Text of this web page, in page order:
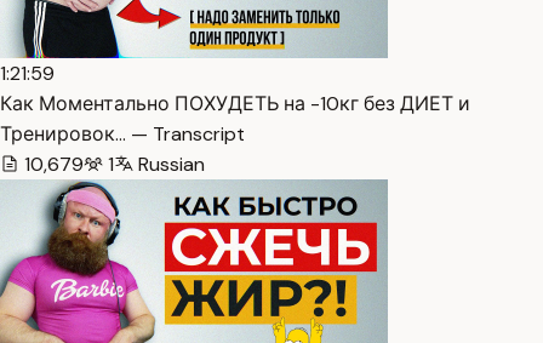
1:21:59
Как Моментально ПОХУДЕТЬ на -10кг без ДИЕТ и
Тренировок… — Transcript
10,679
1 Russian